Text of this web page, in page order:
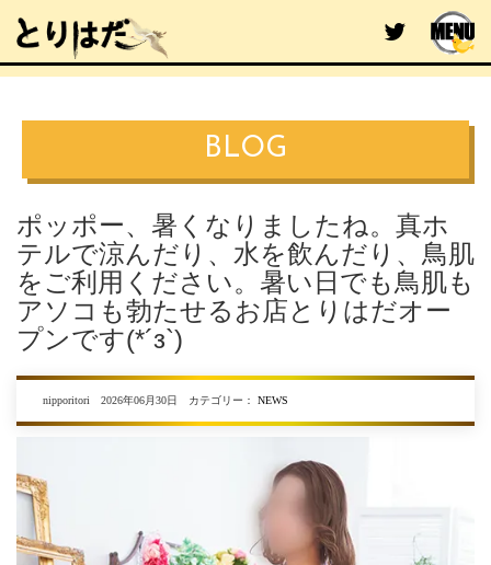
BLOG
ポッポー、暑くなりましたね。真ホ
テルで涼んだり、水を飲んだり、鳥肌
をご利用ください。暑い日でも鳥肌も
アソコも勃たせるお店とりはだオー
プンです(*´з`)
nipporitori 2026年06月30日 カテゴリー： NEWS